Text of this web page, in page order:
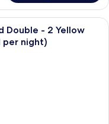
yatak takımı, kuştüyü yorgan,
Double - 2 Yellow
per night)